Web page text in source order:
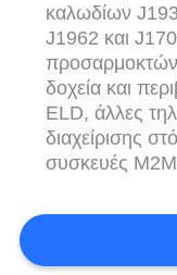
καλωδίων
J1962 και
δοχεία και
ELD, άλλες
διαχείρισης
συσκευές M2M
εξοπλισμού
και τις
μηχανές